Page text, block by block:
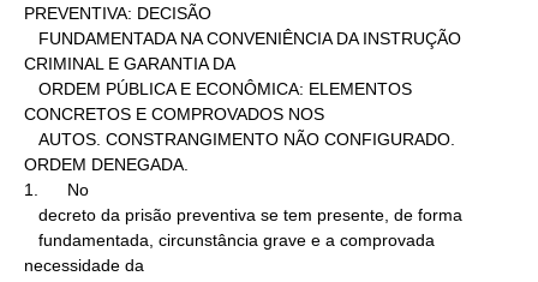
PREVENTIVA: DECISÃO
CRIMINAL E GARANTIA DA
CONCRETOS E COMPROVADOS NOS
ORDEM DENEGADA.
1.      No
necessidade da